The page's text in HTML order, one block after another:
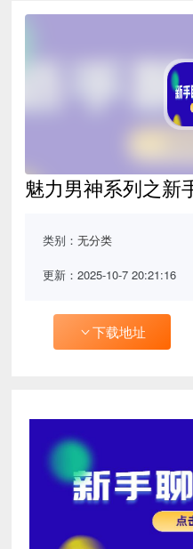
魅力男神系列之新
类别：无分类
更新：2025-10-7 20:21:16
下载地址